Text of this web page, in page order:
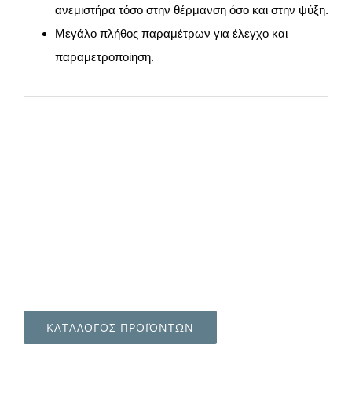
ανεμιστήρα τόσο στην θέρμανση όσο και στην ψύξη.
Μεγάλο πλήθος παραμέτρων για έλεγχο και
παραμετροποίηση.
ΚΑΤΑΛΟΓΟΣ ΠΡΟΪΟΝΤΩΝ